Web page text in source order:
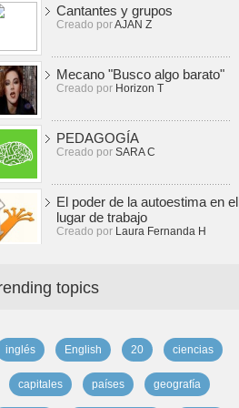
Cantantes y grupos
Creado porAJAN Z
Mecano "Busco algo barato"
Creado por Horizon T
PEDAGOGÍA
Creado por SARA C
El poder de la autoestima en el
lugar de trabajo
Creado por Laura Fernanda H
topics
inglés English 20 ciencias
capitales países geografía